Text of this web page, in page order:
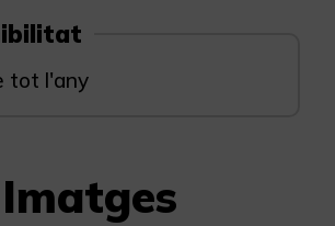
tot l'any
Imatges